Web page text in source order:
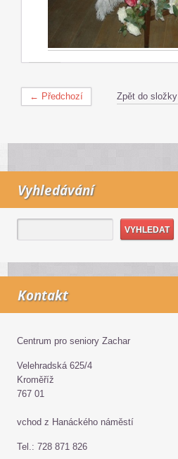
← Předchozí Zpět do složky
Vyhledávání
Kontakt
Centrum pro seniory Zachar
Velehradská 625/4
Kroměříž
767 01
vchod z Hanáckého náměstí
Tel.: 728 871 826